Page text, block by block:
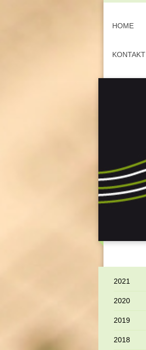
HOME
KONTAKT
2021
2020
2019
2018